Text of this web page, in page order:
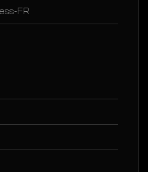
FR